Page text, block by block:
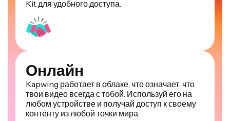
Онлайн
Kapwing работает в облаке, что означает, что
твои видео всегда с тобой. Используй его на
любом устройстве и получай доступ к своему
контенту из любой точки мира.